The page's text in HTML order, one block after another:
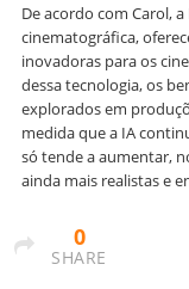
De acordo com Carol,
cinematográfica,
inovadoras para os
dessa tecnologia, os
explorados em
medida que a IA
só tende a aumentar,
ainda mais realistas e
0
SHARE